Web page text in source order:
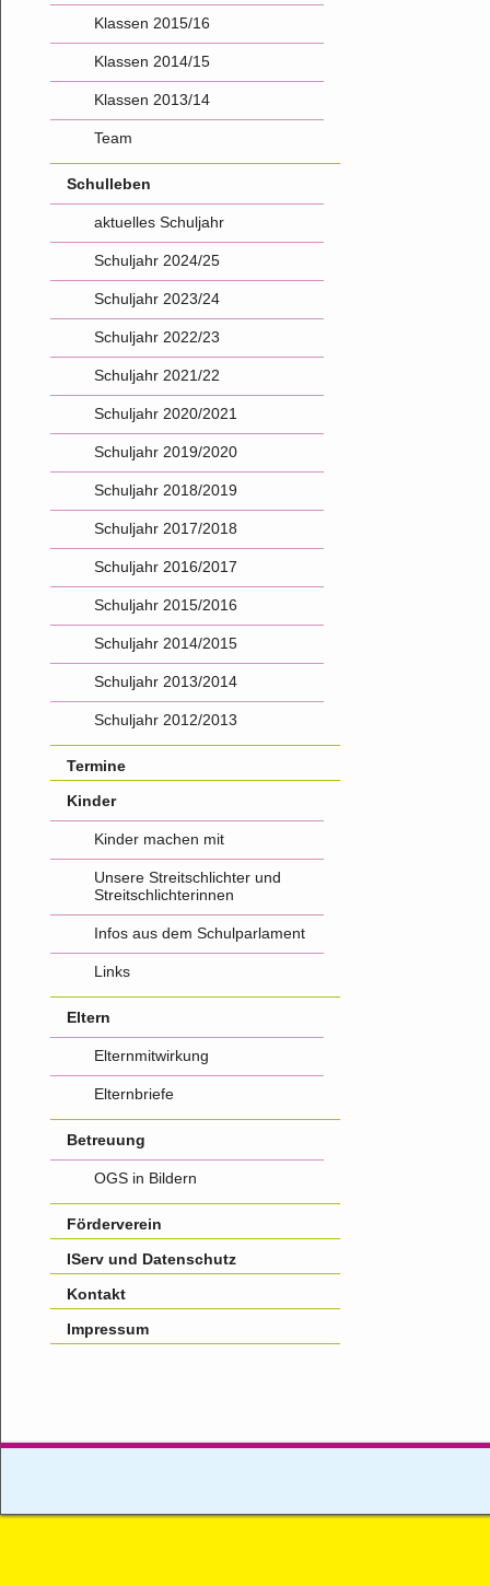
Klassen 2015/16
Klassen 2014/15
Klassen 2013/14
Team
Schulleben
aktuelles Schuljahr
Schuljahr 2024/25
Schuljahr 2023/24
Schuljahr 2022/23
Schuljahr 2021/22
Schuljahr 2020/2021
Schuljahr 2019/2020
Schuljahr 2018/2019
Schuljahr 2017/2018
Schuljahr 2016/2017
Schuljahr 2015/2016
Schuljahr 2014/2015
Schuljahr 2013/2014
Schuljahr 2012/2013
Termine
Kinder
Kinder machen mit
Unsere Streitschlichter und
Streitschlichterinnen
Infos aus dem Schulparlament
Links
Eltern
Elternmitwirkung
Elternbriefe
Betreuung
OGS in Bildern
Förderverein
IServ und Datenschutz
Kontakt
Impressum